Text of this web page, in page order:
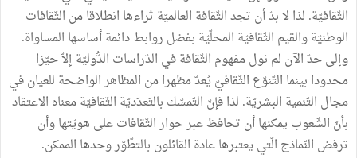
الثّقافيّة. لذا لابدّأن تجدالثّقافة العالميّة ثراءها انطلاقامن الثّقافات
الوطنيّةوالقيم الثّقافيّة المحلّيّة بفضل روابطدائمةأساسها المساواة.
وإلىحدّالآن لم نولمفهوم الثّقافةفي الدّراسات الدُّوليّة إلاّحيّزا
محدودا بينما التّنوّع الثّقافيّ يُعدّمظهرامن المظاهرالواضحة للعيانفي
مجال التّنمية البشريّة. لذافإنّ التّمسّك بالتّعدّديّة الثّقافيّةمعناه الاعتقاد
بأنّ الشّعوب يمكنهاأن تحافظعبرحوارالثّقافاتعلى هويّتهاوأن
ترفض النّماذج الّتي يعتبرهاعادة القائلون بالتطّوّروحدها الممكن.